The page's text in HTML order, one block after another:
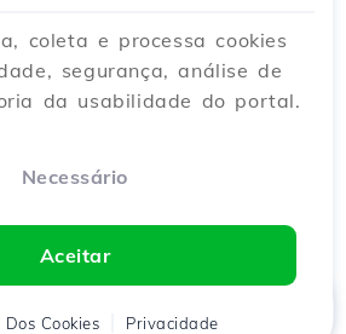
coleta e processa cookies
segurança, análise de
da usabilidade do portal.
Necessário
Aceitar
Cookies Privacidade
Carrinho Chat